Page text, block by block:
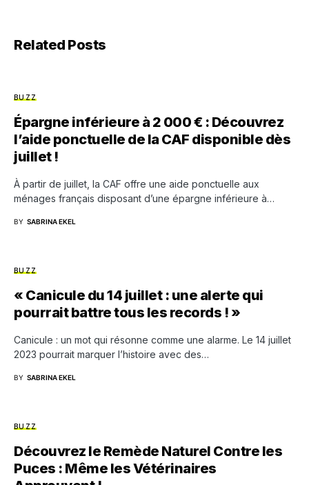
Related Posts
BUZZ
Épargne inférieure à 2 000 € : Découvrez
l’aide ponctuelle de la CAF disponible dès
juillet !
À partir de juillet, la CAF offre une aide ponctuelle aux
ménages français disposant d’une épargne inférieure à…
BY SABRINA EKEL
BUZZ
« Canicule du 14 juillet : une alerte qui
pourrait battre tous les records ! »
Canicule : un mot qui résonne comme une alarme. Le 14 juillet
2023 pourrait marquer l’histoire avec des…
BY SABRINA EKEL
BUZZ
Découvrez le Remède Naturel Contre les
Puces : Même les Vétérinaires